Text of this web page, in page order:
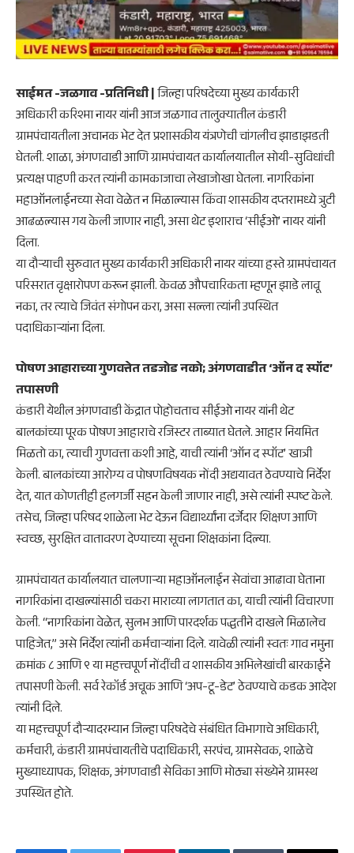
साईमत -जळगाव -प्रतिनिधी |जिल्हा परिषदेच्या मुख्य कार्यकारी
अधिकारी करिश्मा नायर यांनी आज जळगाव तालुक्यातील कंडारी
ग्रामपंचायतीला अचानक भेट देत प्रशासकीय यंत्रणेची चांगलीच झाडाझडती
घेतली. शाळा, अंगणवाडी आणि ग्रामपंचायत कार्यालयातील सोयी-सुविधांची
प्रत्यक्ष पाहणी करत त्यांनी कामकाजाचा लेखाजोखा घेतला. नागरिकांना
महाऑनलाईनच्या सेवा वेळेत न मिळाल्यास किंवा शासकीय दप्तरामध्ये त्रुटी
आढळल्यास गय केली जाणार नाही, असा थेट इशाराच ‘सीईओ’ नायर यांनी
दिला.
​या दौऱ्याची सुरुवात मुख्य कार्यकारी अधिकारी नायर यांच्या हस्ते ग्रामपंचायत
परिसरात वृक्षारोपण करून झाली. केवळ औपचारिकता म्हणून झाडे लावू
नका, तर त्याचे जिवंत संगोपन करा, असा सल्ला त्यांनी उपस्थित
पदाधिकाऱ्यांना दिला.
​पोषण आहाराच्या गुणवत्तेत तडजोड नको; अंगणवाडीत ‘ऑन द स्पॉट’
तपासणी
​कंडारी येथील अंगणवाडी केंद्रात पोहोचताच सीईओ नायर यांनी थेट
बालकांच्या पूरक पोषण आहाराचे रजिस्टर ताब्यात घेतले. आहार नियमित
मिळतो का, त्याची गुणवत्ता कशी आहे, याची त्यांनी ‘ऑन द स्पॉट’ खात्री
केली. बालकांच्या आरोग्य व पोषणविषयक नोंदी अद्ययावत ठेवण्याचे निर्देश
देत, यात कोणतीही हलगर्जी सहन केली जाणार नाही, असे त्यांनी स्पष्ट केले.
तसेच, जिल्हा परिषद शाळेला भेट देऊन विद्यार्थ्यांना दर्जेदार शिक्षण आणि
स्वच्छ, सुरक्षित वातावरण देण्याच्या सूचना शिक्षकांना दिल्या.
​ग्रामपंचायत कार्यालयात चालणाऱ्या महाऑनलाईन सेवांचा आढावा घेताना
नागरिकांना दाखल्यांसाठी चकरा माराव्या लागतात का, याची त्यांनी विचारणा
केली. “नागरिकांना वेळेत, सुलभ आणि पारदर्शक पद्धतीने दाखले मिळालेच
पाहिजेत,” असे निर्देश त्यांनी कर्मचाऱ्यांना दिले. यावेळी त्यांनी स्वतः गाव नमुना
क्रमांक ८ आणि ९ या महत्त्वपूर्ण नोंदींची व शासकीय अभिलेखांची बारकाईने
तपासणी केली. सर्व रेकॉर्ड अचूक आणि ‘अप-टू-डेट’ ठेवण्याचे कडक आदेश
त्यांनी दिले.
या महत्त्वपूर्ण दौऱ्यादरम्यान जिल्हा परिषदेचे संबंधित विभागाचे अधिकारी,
कर्मचारी, कंडारी ग्रामपंचायतीचे पदाधिकारी, सरपंच, ग्रामसेवक, शाळेचे
मुख्याध्यापक, शिक्षक, अंगणवाडी सेविका आणि मोठ्या संख्येने ग्रामस्थ
उपस्थित होते.